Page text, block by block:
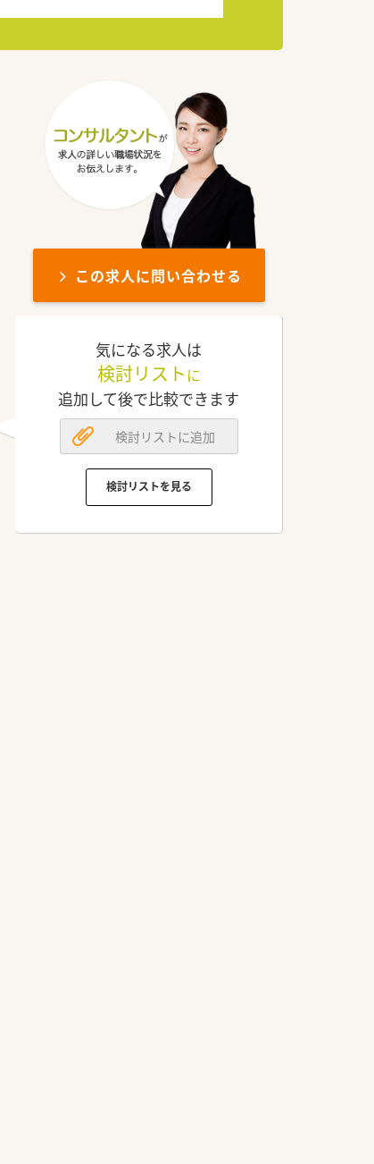
この求人に問い合わせる
気になる求人は
検討リスト に
追加して後で比較できます
検討リストに追加
検討リストを見る